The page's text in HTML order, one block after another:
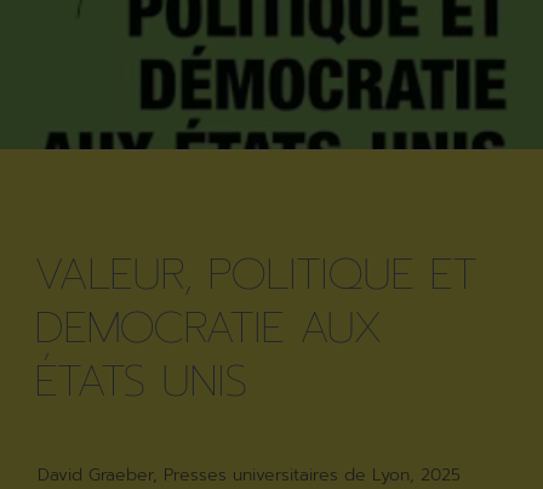
VALEUR, POLITIQUE ET
DEMOCRATIE AUX
ÉTATS UNIS
David Graeber, Presses universitaires de Lyon, 2025